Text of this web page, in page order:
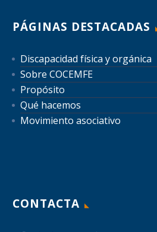
PÁGINAS DESTACADAS
Discapacidad física y orgánica
Sobre COCEMFE
Propósito
Qué hacemos
Movimiento asociativo
CONTACTA